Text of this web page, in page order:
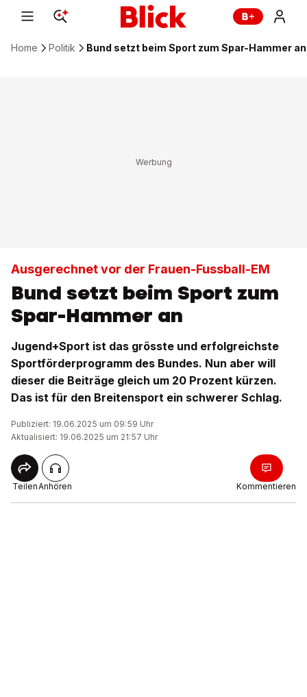
Home Politik Bund setzt beim Sport zum Spar-Hammer an
Ausgerechnet vor der Frauen-Fussball-EM
Bund setzt beim Sport zum
Spar-Hammer an
Jugend+Sport ist das grösste und erfolgreichste
Sportförderprogramm des Bundes. Nun aber will
dieser die Beiträge gleich um 20 Prozent kürzen.
Das ist für den Breitensport ein schwerer Schlag.
Publiziert: 19.06.2025 um 09:59 Uhr
Aktualisiert: 19.06.2025 um 21:57 Uhr
TeilenAnhören Kommentieren